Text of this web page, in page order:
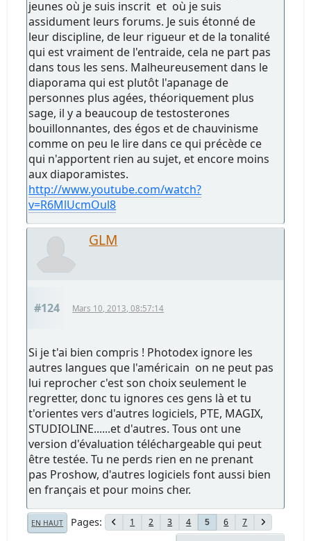
jeunes où je suis inscrit et où je suis
assidument leurs forums. Je suis étonné de
leur discipline, de leur rigueur et de la tonalité
qui est vraiment de l'entraide, cela ne part pas
dans tous les sens. Malheureusement dans le
diaporama qui est plutôt l'apanage de
personnes plus agées, théoriquement plus
sage, il y a beaucoup de testosterones
bouillonnantes, des égos et de chauvinisme
comme on peu le lire dans ce qui précède ce
qui n'apportent rien au sujet, et encore moins
aux diaporamistes.
http://www.youtube.com/watch?
v=R6MlUcmOul8
GLM
#124 Mars 10, 2013, 08:57:14
Si je t'ai bien compris ! Photodex ignore les
autres langues que l'américain on ne peut pas
lui reprocher c'est son choix seulement le
regretter, donc tu ignores ces gens là et tu
t'orientes vers d'autres logiciels, PTE, MAGIX,
STUDIOLINE......et d'autres. Tous ont une
version d'évaluation téléchargeable qui peut
être testée. Tu ne perds rien en ne prenant
pas Proshow, d'autres logiciels font aussi bien
en français et pour moins cher.
EN HAUT Pages 1 2 3 4 5 6 7